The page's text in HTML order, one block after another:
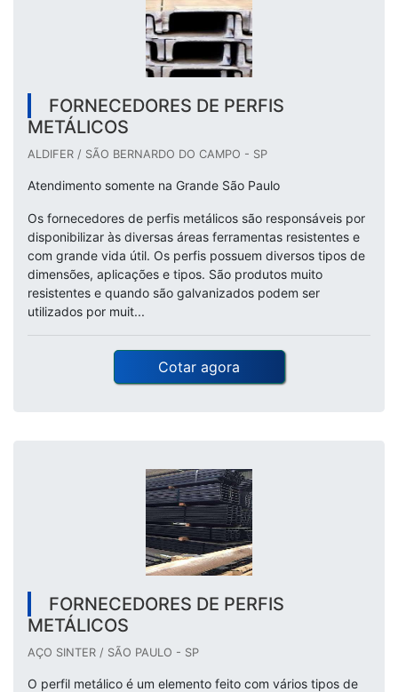
FORNECEDORES DE PERFIS
METÁLICOS
ALDIFER / SÃO BERNARDO DO CAMPO - SP
Atendimento somente na Grande São Paulo
Os fornecedores de perfis metálicos são responsáveis por
disponibilizar às diversas áreas ferramentas resistentes e
com grande vida útil. Os perfis possuem diversos tipos de
dimensões, aplicações e tipos. São produtos muito
resistentes e quando são galvanizados podem ser
utilizados por muit...
Cotar agora
FORNECEDORES DE PERFIS
METÁLICOS
AÇO SINTER / SÃO PAULO - SP
O perfil metálico é um elemento feito com vários tipos de